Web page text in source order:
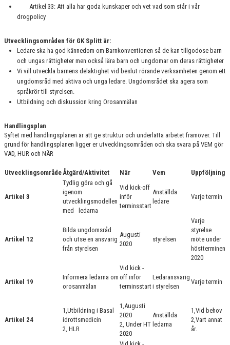
Artikel 33: Att alla har goda kunskaper och vet vad som står i vår
drogpolicy
Utvecklingsområden för GK Splitt är:
Ledare ska ha god kännedom om Barnkonventionen så de kan tillgodose barn
och ungas rättigheter men också lära barn och ungdomar om deras rättigheter
Vi vill utveckla barnens delaktighet vid beslut rörande verksamheten genom ett
ungdomsråd med aktiva och unga ledare. Ungdomsrådet ska agera som
språkrör till styrelsen.
Utbildning och diskussion kring Orosanmälan
Handlingsplan
Syftet med handlingsplanen är att ge struktur och underlätta arbetet framöver. Till
grund för handlingsplanen ligger er utvecklingsområden och ska svara på VEM gör
VAD, HUR och NÄR
UtvecklingsområdeÅtgärd/Aktivitet När Vem Uppföljning
Artikel 3
Tydlig göra och gå
igenom
utvecklingsmodellen
med ledarna
Vid kick-off
inför
terminsstart
Anställda
ledare
Varje termin
Artikel 12
Bilda ungdomsråd
och utse en ansvarig
från styrelsen
Augusti
2020
styrelsen
Varje
styrelse
möte under
höstterminen
2020
Artikel 19
Informera ledarna om
orosanmälan
Vid kick -
off inför
terminsstart
Ledaransvarig
i styrelsen
Varje termin
Artikel 24
1,Utbildning i Basal
idrottsmedicin
2, HLR
1,Augusti
2020
2, Under HT
2020
Anställda
ledarna
1,Vid behov
2,Vart annat
år.